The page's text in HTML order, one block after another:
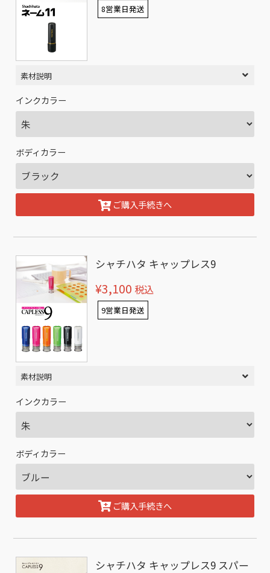
8営業日発送
素材説明
インクカラー
ボディカラー
ご購入手続きへ
シャチハタ キャップレス9
¥3,100 税込
9営業日発送
素材説明
インクカラー
ボディカラー
ご購入手続きへ
シャチハタ キャップレス9 スパー